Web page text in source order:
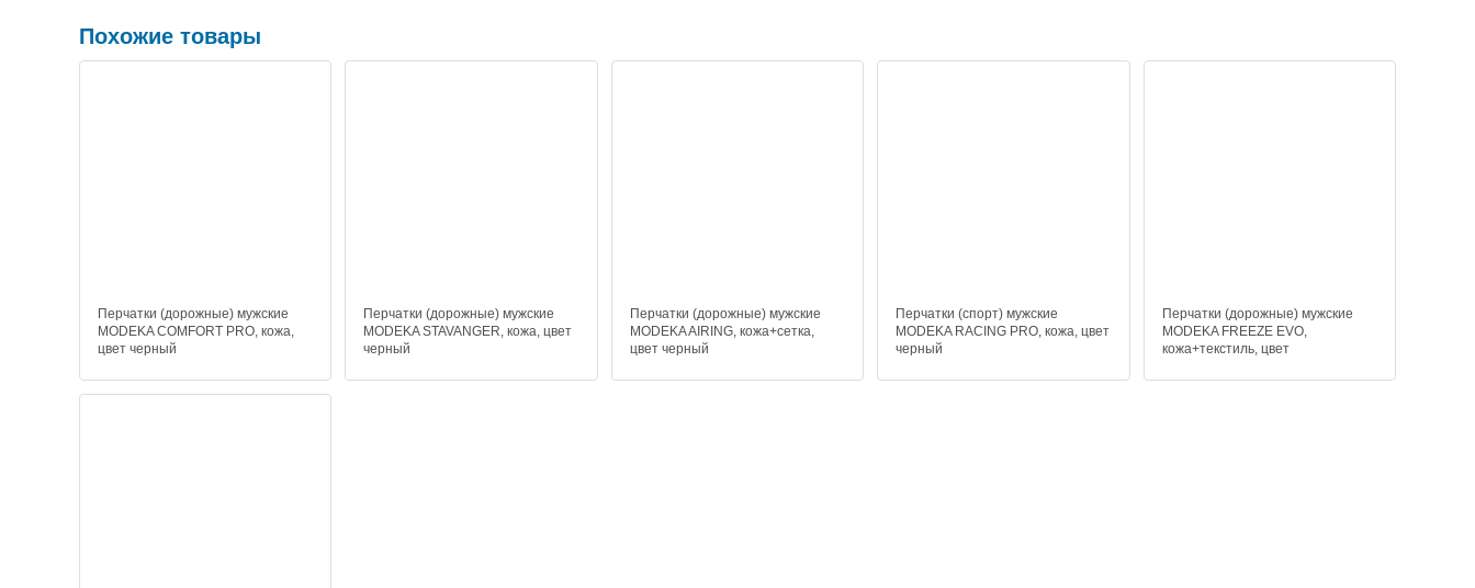
Похожие товары
Перчатки (дорожные) мужские
MODEKA COMFORT PRO, кожа,
цвет черный
Перчатки (дорожные) мужские
MODEKA STAVANGER, кожа, цвет
черный
Перчатки (дорожные) мужские
MODEKA AIRING, кожа+сетка,
цвет черный
Перчатки (спорт) мужские
MODEKA RACING PRO, кожа, цвет
черный
Перчатки (дорожные) мужские
MODEKA FREEZE EVO,
кожа+текстиль, цвет